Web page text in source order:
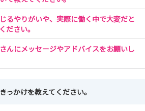
す！諏訪地域圏の医療の担い手募集
訪市湖岸通り五丁目11番50号
るやりがいや、実際に働く中で大変だと
ださい。
んにメッセージやアドバイスをお願いし
っかけを教えてください。